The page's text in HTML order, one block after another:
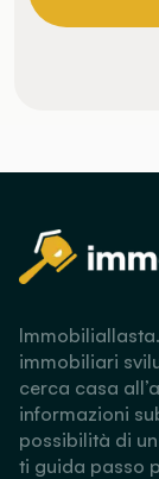
immobiliari
cerca casa
informazioni
possibilità di
ti guida passo